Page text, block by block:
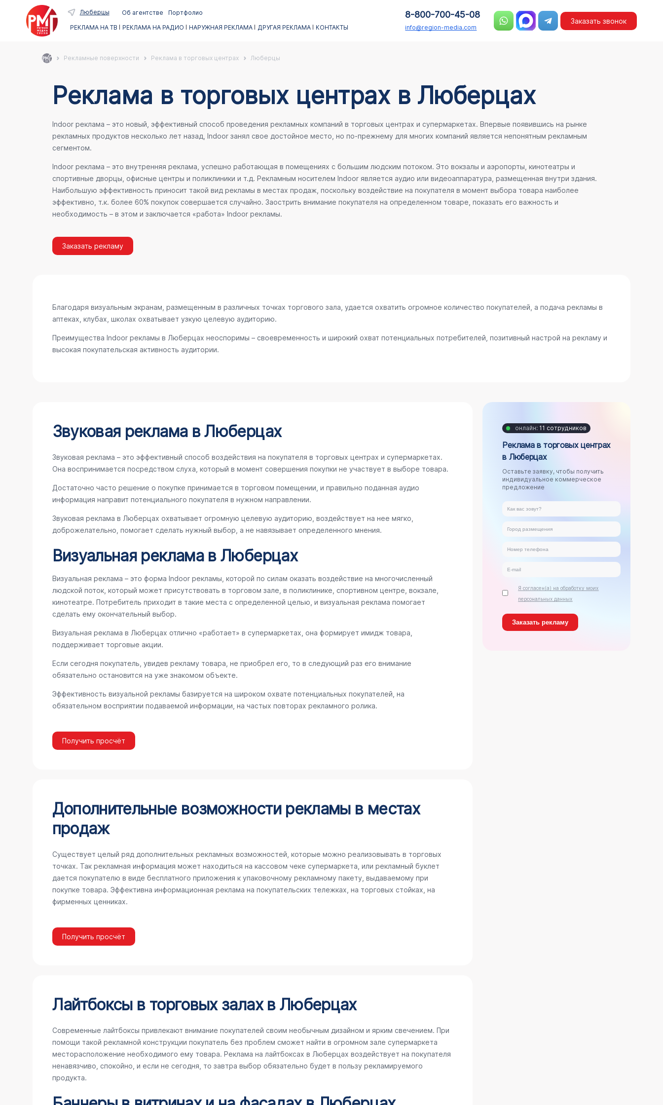
Люберцы Об агентстве
Портфолио
РЕКЛАМА НА ТВ
РЕКЛАМА НА РАДИО НАРУЖНАЯ РЕКЛАМА ДРУГАЯ РЕКЛАМА КОНТАКТЫ
8-800-700-45-08
info@region-media.com
Заказать звонок
Рекламные поверхности Реклама в торговых центрах Люберцы
Реклама в торговых центрах в Люберцах
Indoor реклама – это новый, эффективный способ проведения рекламных компаний в торговых центрах и супермаркетах. Впервые появившись на рынке
рекламных продуктов несколько лет назад, Indoor занял свое достойное место, но по-прежнему для многих компаний является непонятным рекламным
сегментом.
Indoor реклама – это внутренняя реклама, успешно работающая в помещениях с большим людским потоком. Это вокзалы и аэропорты, кинотеатры и
спортивные дворцы, офисные центры и поликлиники и т.д. Рекламным носителем Indoor является аудио или видеоаппаратура, размещенная внутри здания.
Наибольшую эффективность приносит такой вид рекламы в местах продаж, поскольку воздействие на покупателя в момент выбора товара наиболее
эффективно, т.к. более 60% покупок совершается случайно. Заострить внимание покупателя на определенном товаре, показать его важность и
необходимость – в этом и заключается «работа» Indoor рекламы.
Заказать рекламу
Благодаря визуальным экранам, размещенным в различных точках торгового зала, удается охватить огромное количество покупателей, а подача рекламы в
аптеках, клубах, школах охватывает узкую целевую аудиторию.
Преимущества Indoor рекламы в Люберцах неоспоримы – своевременность и широкий охват потенциальных потребителей, позитивный настрой на рекламу и
высокая покупательская активность аудитории.
Звуковая реклама в Люберцах
Звуковая реклама – это эффективный способ воздействия на покупателя в торговых центрах и супермаркетах.
Она воспринимается посредством слуха, который в момент совершения покупки не участвует в выборе товара.
Достаточно часто решение о покупке принимается в торговом помещении, и правильно поданная аудио
информация направит потенциального покупателя в нужном направлении.
Звуковая реклама в Люберцах охватывает огромную целевую аудиторию, воздействует на нее мягко,
доброжелательно, помогает сделать нужный выбор, а не навязывает определенного мнения.
Визуальная реклама в Люберцах
Визуальная реклама – это форма Indoor рекламы, которой по силам оказать воздействие на многочисленный
людской поток, который может присутствовать в торговом зале, в поликлинике, спортивном центре, вокзале,
кинотеатре. Потребитель приходит в такие места с определенной целью, и визуальная реклама помогает
сделать ему окончательный выбор.
Визуальная реклама в Люберцах отлично «работает» в супермаркетах, она формирует имидж товара,
поддерживает торговые акции.
Если сегодня покупатель, увидев рекламу товара, не приобрел его, то в следующий раз его внимание
обязательно остановится на уже знакомом объекте.
Эффективность визуальной рекламы базируется на широком охвате потенциальных покупателей, на
обязательном восприятии подаваемой информации, на частых повторах рекламного ролика.
Получить просчёт
Дополнительные возможности рекламы в местах
продаж
Существует целый ряд дополнительных рекламных возможностей, которые можно реализовывать в торговых
точках. Так рекламная информация может находиться на кассовом чеке супермаркета, или рекламный буклет
дается покупателю в виде бесплатного приложения к упаковочному рекламному пакету, выдаваемому при
покупке товара. Эффективна информационная реклама на покупательских тележках, на торговых стойках, на
фирменных ценниках.
Получить просчёт
Лайтбоксы в торговых залах в Люберцах
Современные лайтбоксы привлекают внимание покупателей своим необычным дизайном и ярким свечением. При
помощи такой рекламной конструкции покупатель без проблем сможет найти в огромном зале супермаркета
месторасположение необходимого ему товара. Реклама на лайтбоксах в Люберцах воздействует на покупателя
ненавязчиво, спокойно, и если не сегодня, то завтра выбор обязательно будет в пользу рекламируемого
продукта.
онлайн: 11 сотрудников
Реклама в торговых центрах
в Люберцах
Оставьте заявку, чтобы получить
индивидуальное коммерческое
предложение
Я согласен(а) на обработку моих
персональных данных